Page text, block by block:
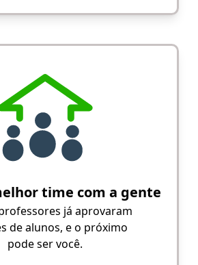
time com a gente
já aprovaram
de alunos, e o próximo
pode ser você.